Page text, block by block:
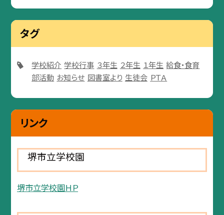
タグ
学校紹介 学校行事 ３年生 ２年生 １年生 給食・食育
部活動 お知らせ 図書室より 生徒会 ＰＴＡ
リンク
堺市立学校園
堺市立学校園ＨＰ